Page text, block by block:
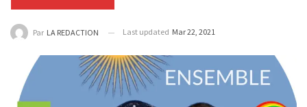
Par LA REDACTION Last updated Mar 22, 2021